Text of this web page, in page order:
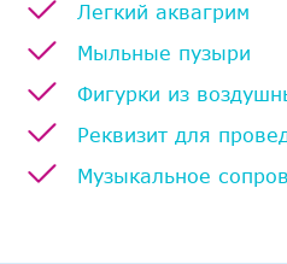
Легкий аквагрим
Мыльные пузыри
Фигурки из
Реквизит для
Музыкальное